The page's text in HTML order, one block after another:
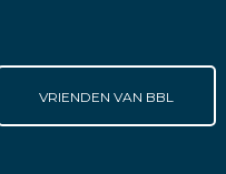
VRIENDEN VAN BBL